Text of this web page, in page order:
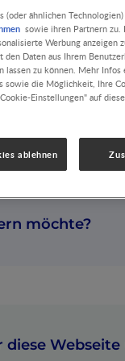
Style-Sheets
Sheet-Angaben
möchte?
(oder ähnlichen
sowie ihren Partnern zu.
Werbung anzeigen
den Daten aus Ihrem
zu können. Mehr Infos
sowie die Möglichkeit, Ihre
Einstellungen" auf
ablehnen